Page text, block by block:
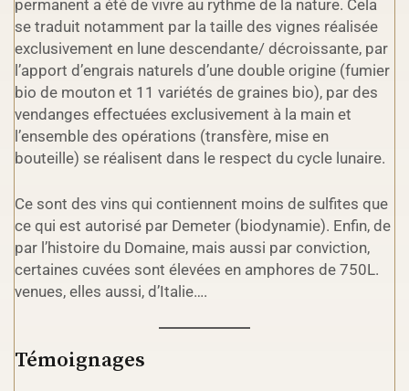
permanent a été de vivre au rythme de la nature. Cela
se traduit notamment par la taille des vignes réalisée
exclusivement en lune descendante/ décroissante, par
l’apport d’engrais naturels d’une double origine (fumier
bio de mouton et 11 variétés de graines bio), par des
vendanges effectuées exclusivement à la main et
l’ensemble des opérations (transfère, mise en
bouteille) se réalisent dans le respect du cycle lunaire.
Ce sont des vins qui contiennent moins de sulfites que
ce qui est autorisé par Demeter (biodynamie). Enfin, de
par l’histoire du Domaine, mais aussi par conviction,
certaines cuvées sont élevées en amphores de 750L.
venues, elles aussi, d’Italie….
Témoignages